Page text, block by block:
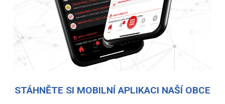
STÁHNĚTE SI MOBILNÍ APLIKACI NAŠÍ OBCE